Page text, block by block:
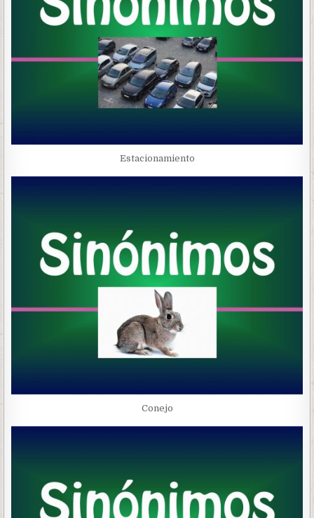
Estacionamiento
Conejo